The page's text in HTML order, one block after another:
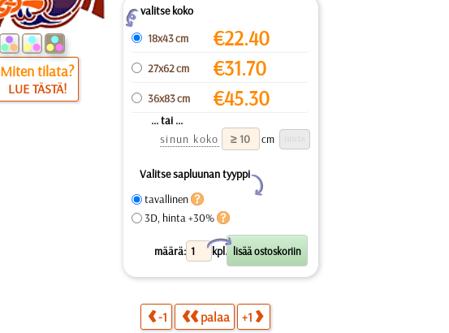
Miten tilata?
LUE TÄSTÄ!
Zvalitse koko
18x43 cm
€22.40
27x62 cm €31.70
36x83 cm €45.30
... tai ...
sinun koko
cm
Valitse sapluunan tyyppi
Y
tavallinen
3D, hinta +30%
määrä: kpl.
X
-1 palaa +1